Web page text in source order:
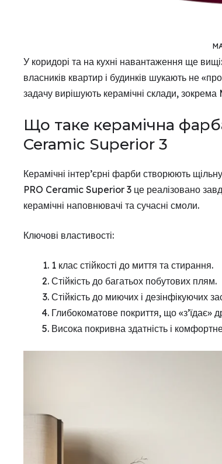
У коридорі та на кухні навантаження ще
власників квартир і будинків шукають не
задачу вирішують керамічні склади,
Що таке керамічна
Ceramic Superior 3
Керамічні інтер’єрні фарби створюють
PRO Ceramic Superior 3 це реалізовано
керамічні наповнювачі та сучасні смоли.
Ключові властивості:
1 клас стійкості до миття та стирання.
Стійкість до багатьох побутових плям.
Стійкість до миючих і дезінфікуючих
Глибокоматове покриття, що «з’їдає»
Висока покривна здатність і